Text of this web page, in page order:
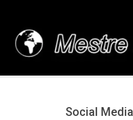
content
Social